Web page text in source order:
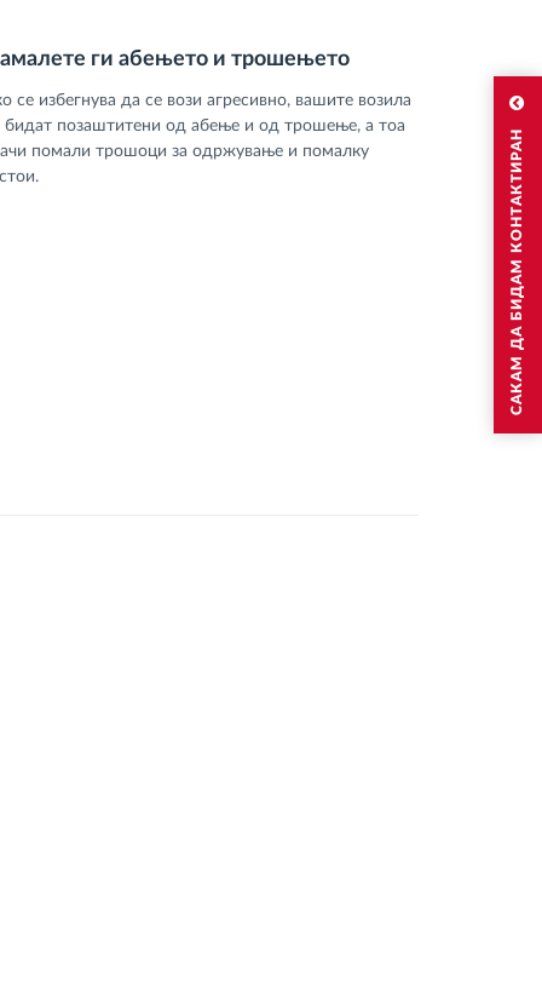
САКАМ ДА БИДАМ КОНТАКТИРАН
ги абењето и трошењето
се избегнува да се вози агресивно, вашите возила
бидат позаштитени од абење и од трошење, а тоа
помали трошоци за одржување и помалку